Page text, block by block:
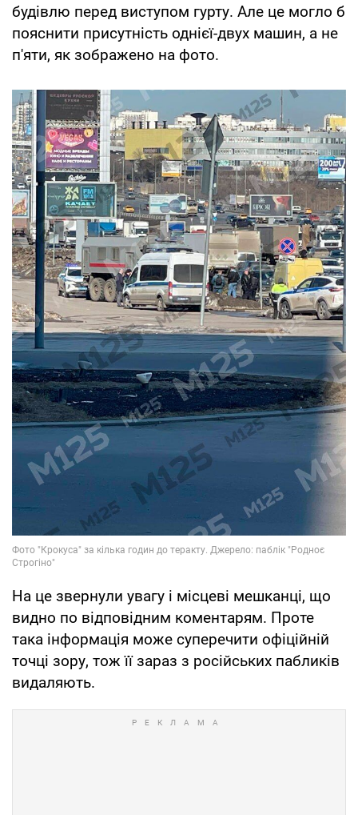
будівлю перед виступом гурту. Але це могло б
пояснити присутність однієї-двух машин, а не
п'яти, як зображено на фото.
На це звернули увагу і місцеві мешканці, що
видно по відповідним коментарям. Проте
така інформація може суперечити офіційній
точці зору, тож її зараз з російських пабликів
видаляють.